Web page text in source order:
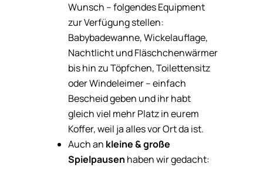
Wunsch – folgendes Equipment
zur Verfügung stellen:
Babybadewanne, Wickelauflage,
Nachtlicht und Fläschchenwärmer
bis hin zu Töpfchen, Toilettensitz
oder Windeleimer – einfach
Bescheid geben und ihr habt
gleich viel mehr Platz in eurem
Koffer, weil ja alles vor Ort da ist.
Auch an kleine & große
Spielpausen haben wir gedacht: